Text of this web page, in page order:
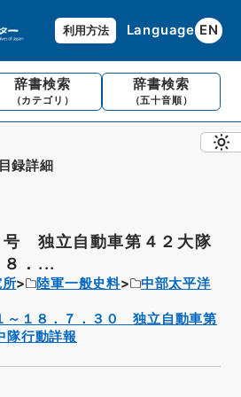
利用方法 Language EN
辞書検索
（カテゴリ）
辞書検索
（五十音順）
目録詳細
独立自動車第４２大隊
．...
陸軍一般史料
中部太平洋
～１８．７．３０ 独立自動車第
隊行動詳報